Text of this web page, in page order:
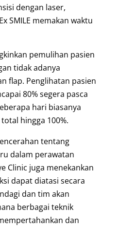
dengan laser,
SMILE memakan waktu
pemulihan pasien
tidak adanya
flap. Penglihatan pasien
80% segera pasca
hari biasanya
hingga 100%.
tentang
dalam perawatan
Clinic juga menekankan
dapat diatasi secara
dan tim akan
berbagai teknik
dan